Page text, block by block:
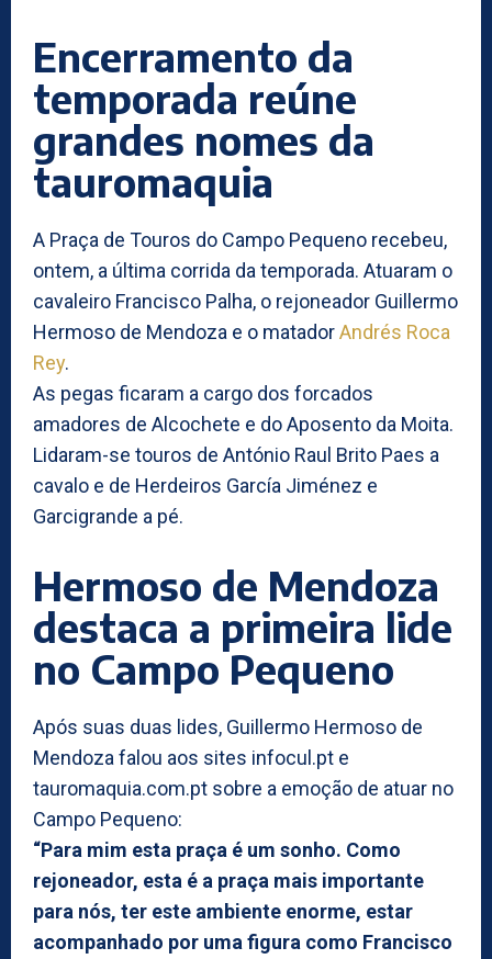
Encerramento da
temporada reúne
grandes nomes da
tauromaquia
A Praça de Touros do Campo Pequeno recebeu,
ontem, a última corrida da temporada. Atuaram o
cavaleiro Francisco Palha, o rejoneador Guillermo
Hermoso de Mendoza e o matadorAndrés Roca
Rey.
As pegas ficaram a cargo dos forcados
amadores de Alcochete e do Aposento da Moita.
Lidaram-se touros de António Raul Brito Paes a
cavalo e de Herdeiros García Jiménez e
Garcigrande a pé.
Hermoso de Mendoza
destaca a primeira lide
no Campo Pequeno
Após suas duas lides, Guillermo Hermoso de
Mendoza falou aos sites infocul.pt e
tauromaquia.com.pt sobre a emoção de atuar no
Campo Pequeno:
“Para mim esta praça é um sonho. Como
rejoneador, esta é a praça mais importante
para nós, ter este ambiente enorme, estar
acompanhado por uma figura como Francisco